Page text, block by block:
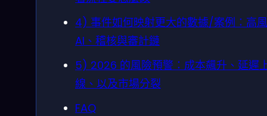
4) 事件如何映射更大的數據/案例：高
AI、稽核與審計鏈
5) 2026 的風險預警：成本飆升、延遲
線、以及市場分裂
FAQ